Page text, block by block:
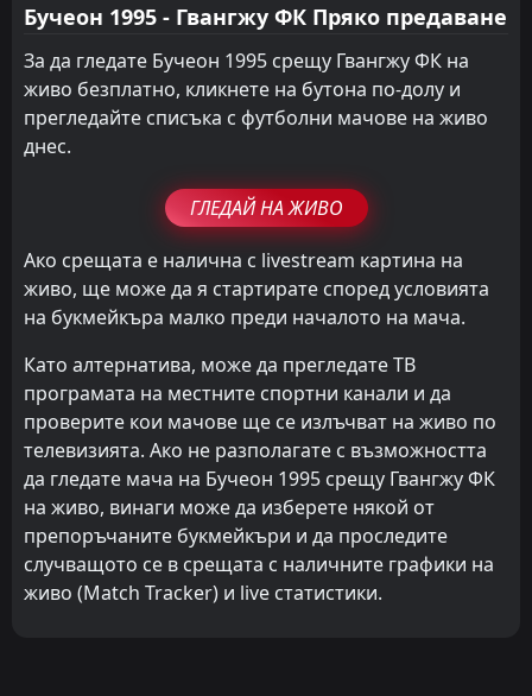
Бучеон 1995 - Гвангжу ФК Пряко предаване
За да гледате Бучеон 1995 срещу Гвангжу ФК на
живо безплатно, кликнете на бутона по-долу и
прегледайте списъка с футболни мачове на живо
днес.
ГЛЕДАЙ НА ЖИВО
Ако срещата е налична с livestream картина на
живо, ще може да я стартирате според условията
на букмейкъра малко преди началото на мача.
Като алтернатива, може да прегледате ТВ
програмата на местните спортни канали и да
проверите кои мачове ще се излъчват на живо по
телевизията. Ако не разполагате с възможността
да гледате мача на Бучеон 1995 срещу Гвангжу ФК
на живо, винаги може да изберете някой от
препоръчаните букмейкъри и да проследите
случващото се в срещата с наличните графики на
живо (Match Tracker) и live статистики.